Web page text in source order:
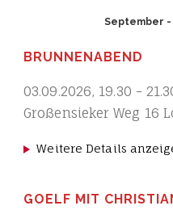
September -
BRUNNENABEND
03.09.2026, 19.30 -
Großensieker Weg 16
Weitere Details
GOELF MIT